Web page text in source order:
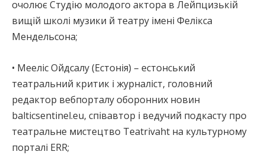
очолює Студію молодого актора в Лейпцизькій
вищій школі музики й театру імені Фелікса
Мендельсона;
• Мееліс Ойдсалу (Естонія) – естонський
театральний критик і журналіст, головний
редактор вебпорталу оборонних новин
balticsentinel.eu, співавтор і ведучий подкасту про
театральне мистецтво Teatrivaht на культурному
порталі ERR;